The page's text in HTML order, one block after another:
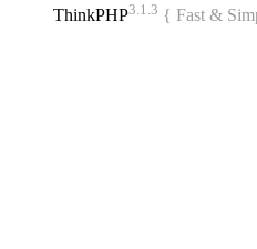
ThinkPHP3.1.3 { Fast &